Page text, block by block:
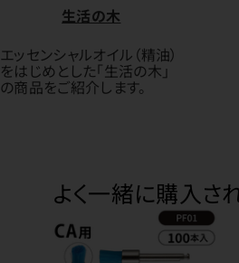
生活の木
エッセンシャルオイル（精油）
をはじめとした「生活の木」
の商品をご紹介します。
よく一緒に購入さ